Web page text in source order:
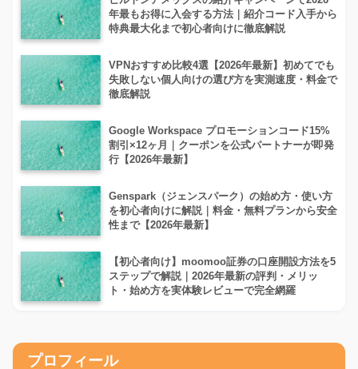
年最もお得に入会する方法｜紹介コード入手から
特典最大化まで初心者向けに徹底解説
VPNおすすめ比較4選【2026年最新】初めてでも
失敗しない個人向けの選び方を実測速度・料金で
徹底解説
Google Workspace プロモーションコード15%
割引×12ヶ月｜クーポンを公式パートナーが即発
行【2026年最新】
Genspark（ジェンスパーク）の始め方・使い方
を初心者向けに解説｜料金・無料プランから安全
性まで【2026年最新】
【初心者向け】moomoo証券の口座開設方法を5
ステップで解説｜2026年最新の評判・メリッ
ト・始め方を実体験レビューで完全網羅
プロフィール